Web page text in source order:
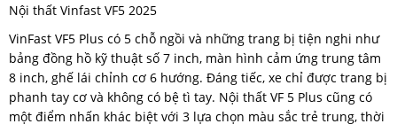
Nội thất Vinfast VF5 2025
VinFast VF5 Plus có 5 chỗ ngồi và những trang bị tiện nghi như
bảng đồng hồ kỹ thuật số 7 inch, màn hình cảm ứng trung tâm
8 inch, ghế lái chỉnh cơ 6 hướng. Đáng tiếc, xe chỉ được trang bị
phanh tay cơ và không có bệ tì tay. Nội thất VF 5 Plus cũng có
một điểm nhấn khác biệt với 3 lựa chọn màu sắc trẻ trung, thời